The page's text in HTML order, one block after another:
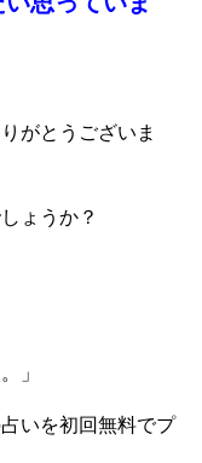
がとうございま
ょうか？
」
いを初回無料でプ